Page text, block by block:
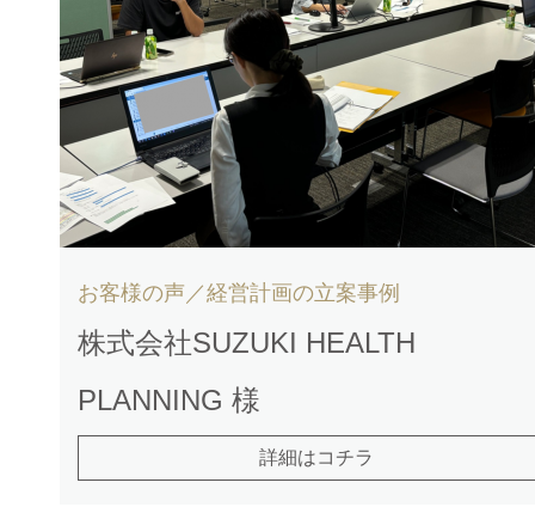
お客様の声／経営計画の立案事例
株式会社SUZUKI HEALTH
PLANNING 様
詳細はコチラ